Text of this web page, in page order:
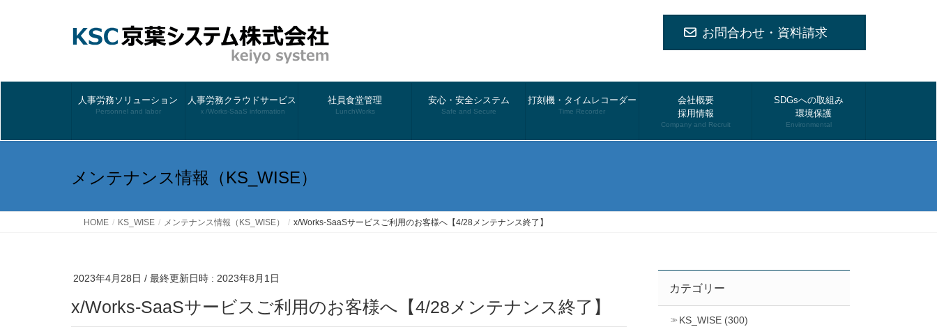
お問合わせ・資料請求
人事労務ソリューション
Personnel and labor
人事労務クラウドサービス
ｘ/Works-SaaS information
社員食堂管理
LunchWorks
安心・安全システム
Safe and Secure
打刻機・タイムレコーダー
Time Recorder
会社概要
採用情報
Company and Recruit
SDGsへの取組み
環境保護
Environmental
メンテナンス情報（KS_WISE）
HOME KS_WISE メンテナンス情報（KS_WISE） x/Works-SaaSサービスご利用のお客様へ【4/28メンテナンス終了】
2023年4月28日 / 最終更新日時 : 2023年8月1日
x/Works-SaaSサービスご利用のお客様へ【4/28メンテナンス終了】
カテゴリー
KS_WISE (300)